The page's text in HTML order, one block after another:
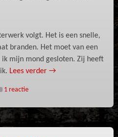
volgt. Het is een snelle,
branden. Het moet van een
mijn mond gesloten. Zij heeft
Lees verder →
1 reactie